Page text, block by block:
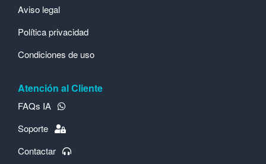
Aviso legal
Política privacidad
Condiciones de uso
Atención al Cliente
FAQs IA
Soporte
Contactar